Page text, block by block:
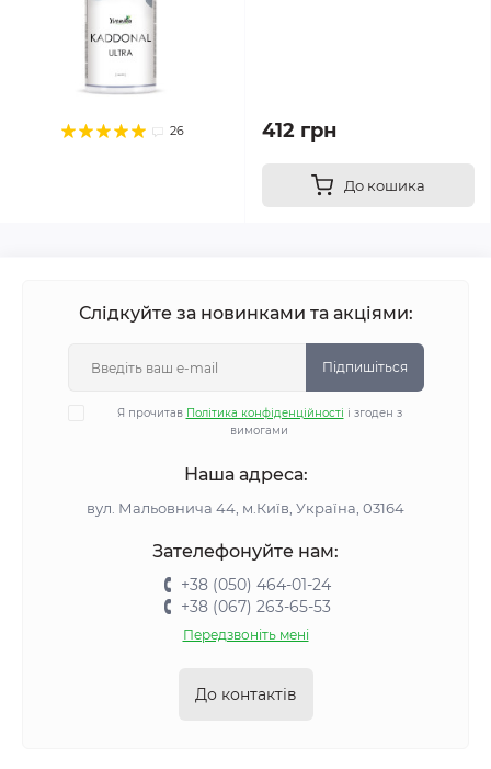
26 412 грн
До кошика
Слідкуйте за новинками та акціями:
Підпишіться
Я прочитав Політика конфіденційності і згоден з
вимогами
Наша адреса:
вул. Мальовнича 44, м.Київ, Україна, 03164
Зателефонуйте нам:
+38 (050) 464-01-24
+38 (067) 263-65-53
Передзвоніть мені
До контактів